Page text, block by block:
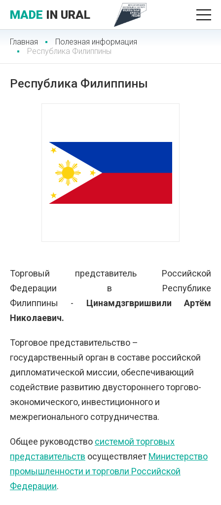
MADE IN URAL
Главная
Полезная информация
Республика Филиппины
Республика Филиппины
Торговый представитель Российской
Федерации в Республике
Филиппины - Цинамдзгвришвили Артём
Николаевич.
Торговое представительство –
государственный орган в составе российской
дипломатической миссии, обеспечивающий
содействие развитию двустороннего торгово-
экономического, инвестиционного и
межрегионального сотрудничества.
Общее руководство системой торговых
представительств осуществляет Министерство
промышленности и торговли Российской
Федерации.